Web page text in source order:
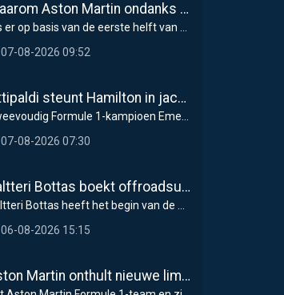
Waarom Aston Martin ondanks alles aantrekkelijk blijft op de F1-rijdersmarkt
07-08-2026 09:52
Fittipaldi steunt Hamilton in jacht op F1-titel met Ferrari
07-08-2026 07:30
Valtteri Bottas boekt offroadsucces op de fiets tijdens F1-zomerstop
06-08-2026 15:15
Aston Martin onthult nieuwe limited-edition Glenfiddich-whisky